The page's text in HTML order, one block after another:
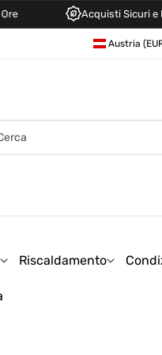
Acquisti Sicuri e Facili
P
r
a
Riscaldamento